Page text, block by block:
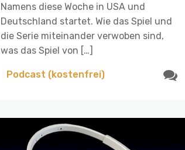
Namens diese Woche in USA und
Deutschland startet. Wie das Spiel und
die Serie miteinander verwoben sind,
was das Spiel von […]
Podcast (kostenfrei)